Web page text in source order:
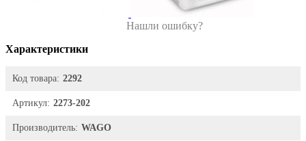
Нашли ошибку?
Характеристики
Код товара: 2292
Артикул: 2273-202
Производитель: WAGO